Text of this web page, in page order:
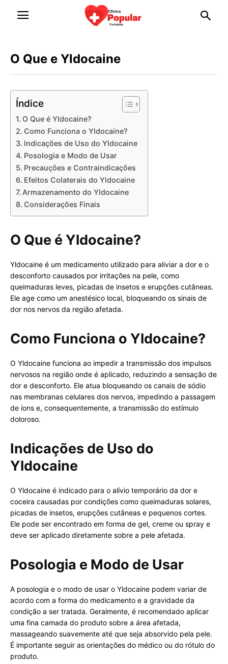
O Que e Yldocaine
Índice
O Que é Yldocaine?
Como Funciona o Yldocaine?
Indicações de Uso do Yldocaine
Posologia e Modo de Usar
Precauções e Contraindicações
Efeitos Colaterais do Yldocaine
Armazenamento do Yldocaine
Considerações Finais
O Que é Yldocaine?
Yldocaine é um medicamento utilizado para aliviar a dor e o
desconforto causados por irritações na pele, como
queimaduras leves, picadas de insetos e erupções cutâneas.
Ele age como um anestésico local, bloqueando os sinais de
dor nos nervos da região afetada.
Como Funciona o Yldocaine?
O Yldocaine funciona ao impedir a transmissão dos impulsos
nervosos na região onde é aplicado, reduzindo a sensação de
dor e desconforto. Ele atua bloqueando os canais de sódio
nas membranas celulares dos nervos, impedindo a passagem
de íons e, consequentemente, a transmissão do estímulo
doloroso.
Indicações de Uso do
Yldocaine
O Yldocaine é indicado para o alívio temporário da dor e
coceira causadas por condições como queimaduras solares,
picadas de insetos, erupções cutâneas e pequenos cortes.
Ele pode ser encontrado em forma de gel, creme ou spray e
deve ser aplicado diretamente sobre a pele afetada.
Posologia e Modo de Usar
A posologia e o modo de usar o Yldocaine podem variar de
acordo com a forma do medicamento e a gravidade da
condição a ser tratada. Geralmente, é recomendado aplicar
uma fina camada do produto sobre a área afetada,
massageando suavemente até que seja absorvido pela pele.
É importante seguir as orientações do médico ou do rótulo do
produto.